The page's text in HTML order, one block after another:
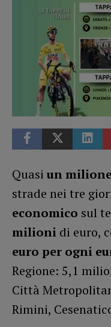
Quasi un
strade nei tre
economico sul
milioni di euro,
euro per ogni
Regione: 5,1
Città
Rimini,